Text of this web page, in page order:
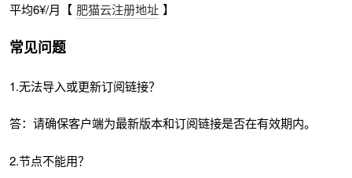
平均6¥/月【 肥猫云注册地址 】
常见问题
1.无法导入或更新订阅链接？
答：请确保客户端为最新版本和订阅链接是否在有效期内。
2.节点不能用？